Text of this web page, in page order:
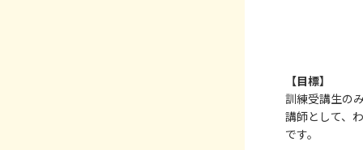
【目標】
訓練受講生の
講師として、
です。